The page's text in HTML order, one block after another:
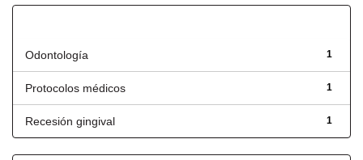
1
Odontología
1
Protocolos médicos
1
Recesión gingival